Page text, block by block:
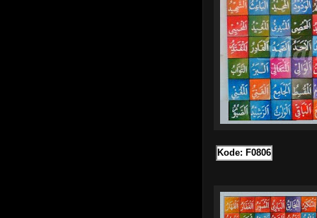
Kode: F0806